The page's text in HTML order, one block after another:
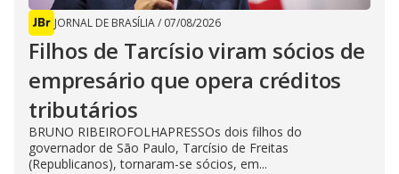
JORNAL DE BRASÍLIA/ 07/08/2026
Filhos de Tarcísio viram sócios de
empresário que opera créditos
tributários
BRUNO RIBEIROFOLHAPRESSOs dois filhos do
governador de São Paulo, Tarcísio de Freitas
(Republicanos), tornaram-se sócios, em...